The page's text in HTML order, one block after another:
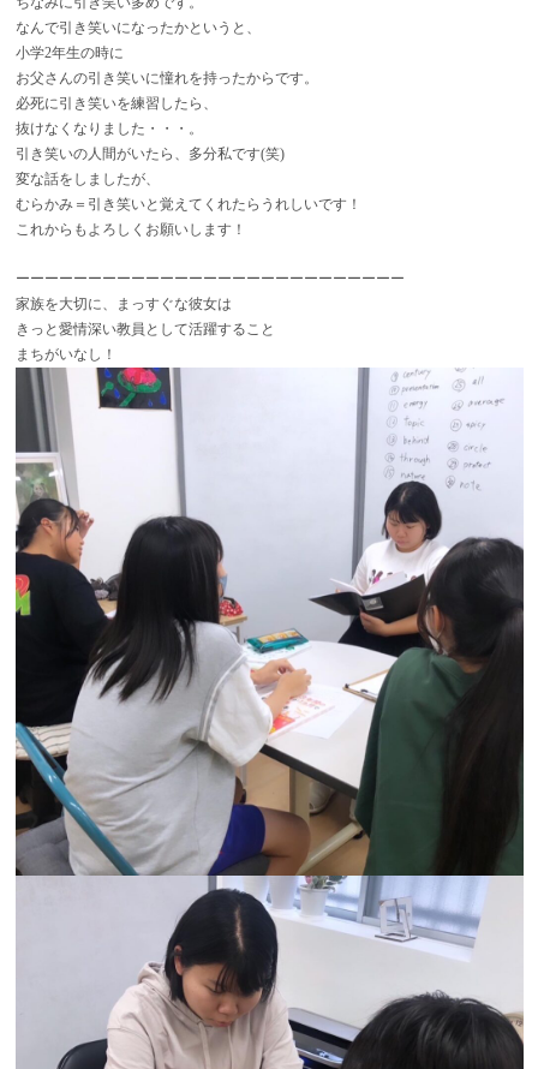
なんで引き笑いになったかというと、
小学2年生の時に
お父さんの引き笑いに憧れを持ったからです。
必死に引き笑いを練習したら、
抜けなくなりました・・・。
引き笑いの人間がいたら、多分私です(笑)
変な話をしましたが、
むらかみ＝引き笑いと覚えてくれたらうれしいです！
これからもよろしくお願いします！
ーーーーーーーーーーーーーーーーーーーーーーーーーーー
家族を大切に、まっすぐな彼女は
きっと愛情深い教員として活躍すること
まちがいなし！